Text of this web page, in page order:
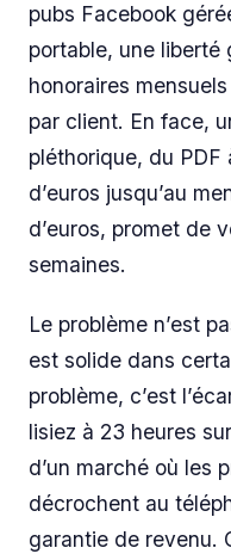
pubs Facebook
portable, une liberté
honoraires
par client. En face,
pléthorique, du
d’euros jusqu’au
d’euros, promet de
semaines.
Le problème n’est
est solide dans
problème, c’est
lisiez à 23 heures
d’un marché où les
décrochent au
garantie de revenu.